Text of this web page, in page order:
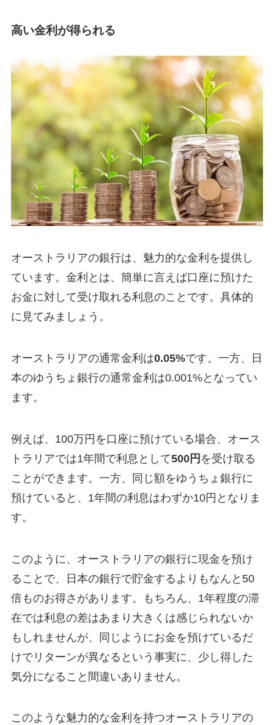
高い金利が得られる
オーストラリアの銀行は、魅力的な金利を提供し
ています。金利とは、簡単に言えば口座に預けた
お金に対して受け取れる利息のことです。具体的
に見てみましょう。
オーストラリアの通常金利は0.05%です。一方、日
本のゆうちょ銀行の通常金利は0.001%となってい
ます。
例えば、100万円を口座に預けている場合、オース
トラリアでは1年間で利息として500円 を受け取る
ことができます。一方、同じ額をゆうちょ銀行に
預けていると、1年間の利息はわずか10円となりま
す。
このように、オーストラリアの銀行に現金を預け
ることで、日本の銀行で貯金するよりもなんと50
倍ものお得さがあります。もちろん、1年程度の滞
在では利息の差はあまり大きくは感じられないか
もしれませんが、同じようにお金を預けているだ
けでリターンが異なるという事実に、少し得した
気分になること間違いありません。
このような魅力的な金利を持つオーストラリアの